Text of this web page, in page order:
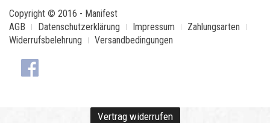
Copyright © 2016 - Manifest
AGB
Datenschutzerklärung Impressum
Zahlungsarten
Widerrufsbelehrung
Versandbedingungen
Vertrag widerrufen